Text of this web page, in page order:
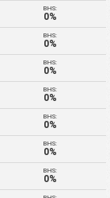
BHS:
0%
BHS:
0%
BHS:
0%
BHS:
0%
BHS:
0%
BHS:
0%
BHS:
0%